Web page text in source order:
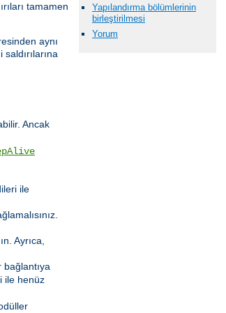
Yapılandırma bölümlerinin
birleştirilmesi
Yorum
tamamen
aynı
Ancak
ile
Ayrıca,
bağlantıya
ile henüz